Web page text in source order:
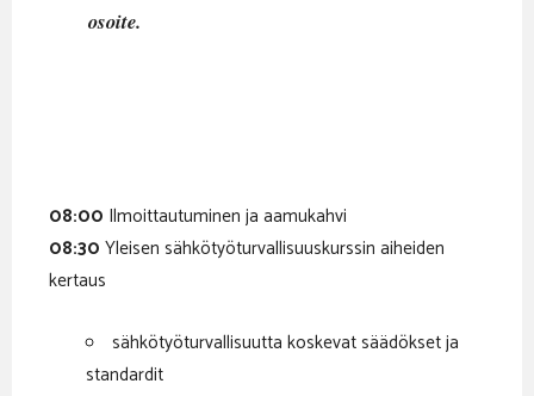
osoite.
08:00 Ilmoittautuminen ja aamukahvi
08:30 Yleisen sähkötyöturvallisuuskurssin aiheiden
kertaus
sähkötyöturvallisuutta koskevat säädökset ja
standardit